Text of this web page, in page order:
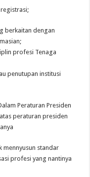
berkaitan dengan
profesi Tenaga
penutupan institusi
Peraturan Presiden
peraturan presiden
mennyusun standar
profesi yang nantinya